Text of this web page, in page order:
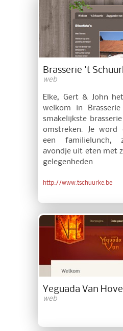
Brasserie 't
web
Elke, Gert & John
welkom in
smakelijkste
omstreken. Je word
een familielunch,
avondje uit eten met
gelegenheden
http://www.tschuurke.be
Yeguada Van Hove
web